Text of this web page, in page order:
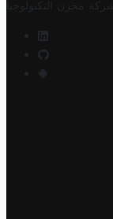
شركة مخزن التكنولوجيا